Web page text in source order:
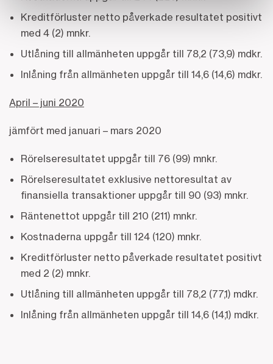
Kreditförluster netto påverkade resultatet positivt
med 4 (2) mnkr.
Utlåning till allmänheten uppgår till 78,2 (73,9) mdkr.
Inlåning från allmänheten uppgår till 14,6 (14,6) mdkr.
April – juni 2020
jämfört med januari – mars 2020
Rörelseresultatet uppgår till 76 (99) mnkr.
Rörelseresultatet exklusive nettoresultat av
finansiella transaktioner uppgår till 90 (93) mnkr.
Räntenettot uppgår till 210 (211) mnkr.
Kostnaderna uppgår till 124 (120) mnkr.
Kreditförluster netto påverkade resultatet positivt
med 2 (2) mnkr.
Utlåning till allmänheten uppgår till 78,2 (77,1) mdkr.
Inlåning från allmänheten uppgår till 14,6 (14,1) mdkr.